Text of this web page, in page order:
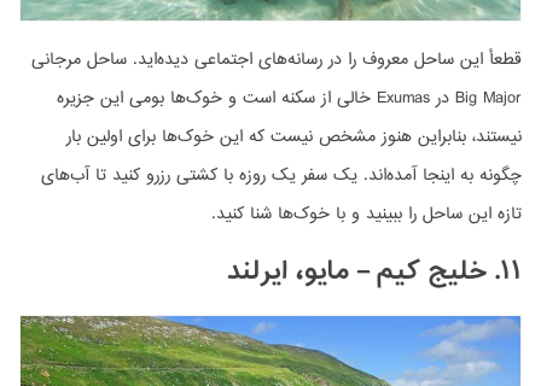
قطعأ این ساحل معروف را در رسانه‌های اجتماعی دیده‌اید. ساحل مرجانی
Big Major در Exumas خالی از سکنه است و خوک‌ها بومی این جزیره
نیستند، بنابراین هنوز مشخص نیست که این خوک‌ها برای اولین بار
چگونه به اینجا آمده‌اند. یک سفر یک روزه با کشتی رزرو کنید تا آب‌های
تازه این ساحل را ببینید و با خوک‌ها شنا کنید.
۱۱. خلیج کیم – مایو، ایرلند